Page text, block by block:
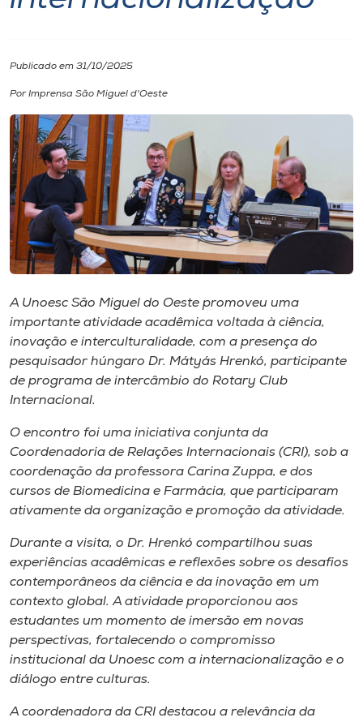
Cultura
CPA
Biblioteca
Editora
Rádio
Museu
Store
Selecione
A+
A-
Publicado em 31/10/2025
Por Imprensa São Miguel d'Oeste
A Unoesc São Miguel do Oeste promoveu uma
importante atividade acadêmica voltada à ciência,
inovação e interculturalidade, com a presença do
pesquisador húngaro Dr. Mátyás Hrenkó, participante
de programa de intercâmbio do Rotary Club
Internacional.
O encontro foi uma iniciativa conjunta da
Coordenadoria de Relações Internacionais (CRI), sob a
coordenação da professora Carina Zuppa, e dos
cursos de Biomedicina e Farmácia, que participaram
ativamente da organização e promoção da atividade.
Durante a visita, o Dr. Hrenkó compartilhou suas
experiências acadêmicas e reflexões sobre os desafios
contemporâneos da ciência e da inovação em um
contexto global. A atividade proporcionou aos
estudantes um momento de imersão em novas
perspectivas, fortalecendo o compromisso
institucional da Unoesc com a internacionalização e o
diálogo entre culturas.
A coordenadora da CRI destacou a relevância da